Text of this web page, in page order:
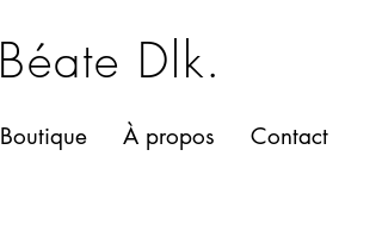
Béate Dlk.
Boutique À propos Contact